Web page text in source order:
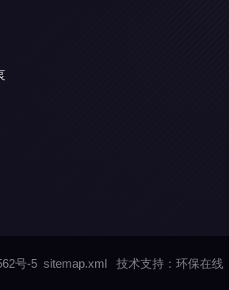
号-5 sitemap.xml 技术支持： 环保在线